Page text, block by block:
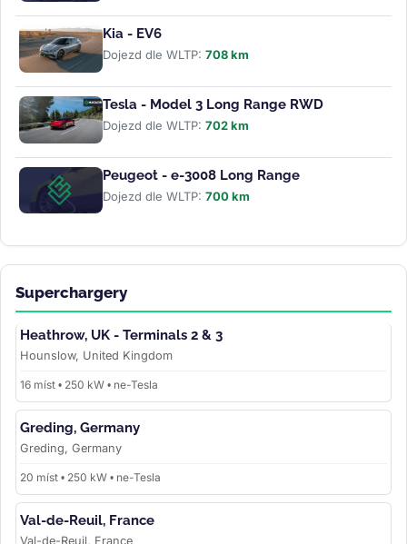
Kia - EV6
Dojezd dle WLTP: 708 km
Tesla - Model 3 Long Range RWD
Dojezd dle WLTP: 702 km
Peugeot - e-3008 Long Range
Dojezd dle WLTP: 700 km
Superchargery
Heathrow, UK - Terminals 2 & 3
Hounslow, United Kingdom
16 míst • 250 kW • ne-Tesla
Greding, Germany
Greding, Germany
20 míst • 250 kW • ne-Tesla
Val-de-Reuil, France
Val-de-Reuil, France